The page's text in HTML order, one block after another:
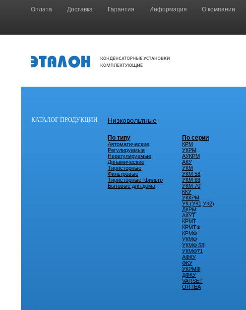
Оплата Доставка Гарантия Информация О компании
КАТАЛОГ ПРОДУКЦИИ Низковольтные
По типу
Автоматические
Регулируемые
Нерегулируемые
Динамические
Тиристорные
Фильтровые
Тиристорные+фильтр
Бытовые для дома
По серии
КРМ
УКРМ
АУКРМ
АКУ
УКМ
УКМ 58
УКМ 63
УКМ 70
ККУ
УККРМ
УК (УК1,УК2)
ДКРМ
АКУТ
КРМТ
КРМТФ
КРМФ
УКМФ
УКМФ 58
УКМФ71
АФКУ
ФКУ
УКРМФ
ДФКУ
VARSET
ORTEA